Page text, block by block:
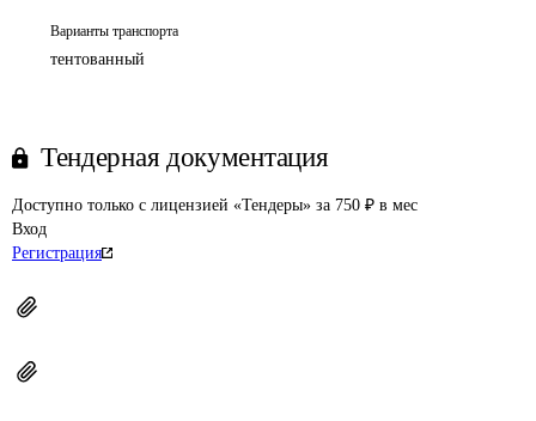
Варианты транспорта
тентованный
Тендерная документация
Доступно только с лицензией «Тендеры» за 750 ₽ в мес
Вход
Регистрация